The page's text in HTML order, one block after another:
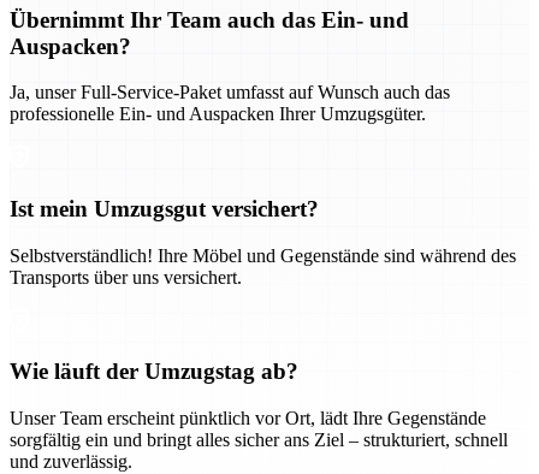
Übernimmt Ihr Team auch das Ein- und
Auspacken?
Ja, unser Full-Service-Paket umfasst auf Wunsch auch das
professionelle Ein- und Auspacken Ihrer Umzugsgüter.
Ist mein Umzugsgut versichert?
Selbstverständlich! Ihre Möbel und Gegenstände sind während des
Transports über uns versichert.
Wie läuft der Umzugstag ab?
Unser Team erscheint pünktlich vor Ort, lädt Ihre Gegenstände
sorgfältig ein und bringt alles sicher ans Ziel – strukturiert, schnell
und zuverlässig.